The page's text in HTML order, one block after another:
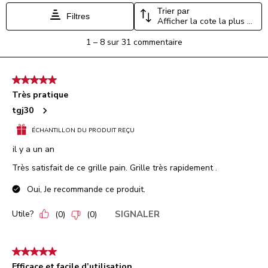
Filtres
Trier par
Afficher la cote la plus élevée à la plus faible
8
commentaire.
1 – 8 sur 31 commentaire
5 étoile(s) sur 5.
Très pratique
tgj30
ÉCHANTILLON DU PRODUIT REÇU
il y a un an
Très satisfait de ce grille pain. Grille très rapidement .
Oui, Je recommande ce produit.
Utile? (0) (0) SIGNALER
5 étoile(s) sur 5.